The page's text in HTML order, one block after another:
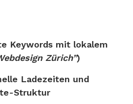
Keywords mit lokalem
Zürich”)
Ladezeiten und
Struktur